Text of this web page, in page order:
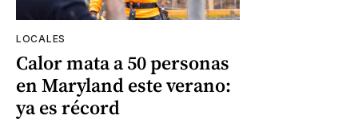
LOCALES
Calor mata a 50 personas
en Maryland este verano:
ya es récord